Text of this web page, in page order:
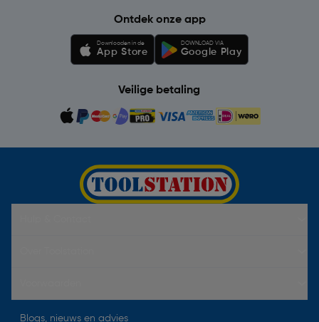
Ontdek onze app
Downloaden in de
App Store
DOWNLOAD VIA
Google Play
Veilige betaling
Blogs, nieuws en advies